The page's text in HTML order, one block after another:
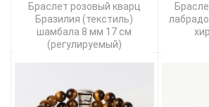
Браслет розовый кварц
Бразилия (текстиль)
шамбала 8 мм 17 см
(регулируемый)